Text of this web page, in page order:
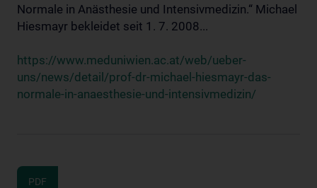
Normale in Anästhesie und Intensivmedizin.“ Michael
Hiesmayr bekleidet seit 1. 7. 2008...
https://www.meduniwien.ac.at/web/ueber-
uns/news/detail/prof-dr-michael-hiesmayr-das-
normale-in-anaesthesie-und-intensivmedizin/
PDF